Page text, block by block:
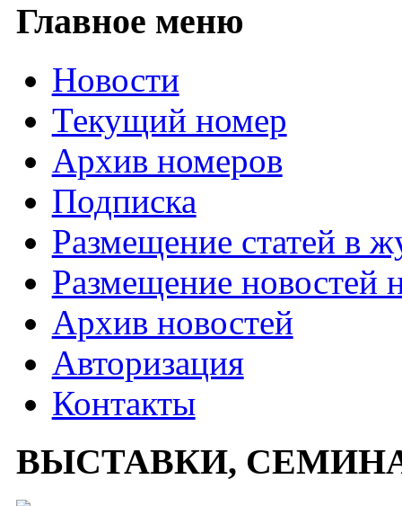
Главное меню
Новости
Текущий номер
Архив номеров
Подписка
Размещение статей в
Размещение новостей
Архив новостей
Авторизация
Контакты
ВЫСТАВКИ,